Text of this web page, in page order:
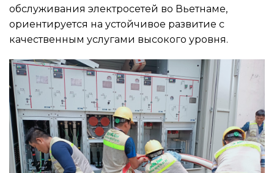
обслуживания электросетей во Вьетнаме,
ориентируется на устойчивое развитие с
качественным услугами высокого уровня.